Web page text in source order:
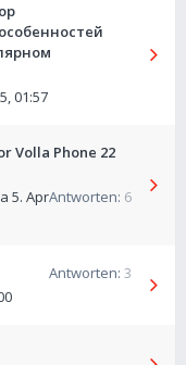
01:57
Volla Phone 22
Antworten: 6
5. Apr
Antworten: 3